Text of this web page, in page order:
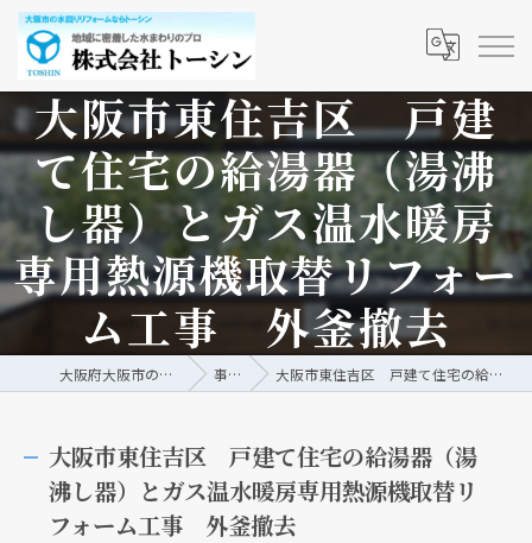
大阪市東住吉区 戸建
て住宅の給湯器（湯沸
し器）とガス温水暖房
専用熱源機取替リフォー
ム工事 外釜撤去
大阪府大阪市の水回りリフォームなら株式会社トーシン 事例/ブログ 大阪市東住吉区 戸建て住宅の給湯器（湯沸し器）とガス温水暖房専用熱源機取替リフォーム工事 外釜撤去
大阪市東住吉区 戸建て住宅の給湯器（湯
沸し器）とガス温水暖房専用熱源機取替リ
フォーム工事 外釜撤去